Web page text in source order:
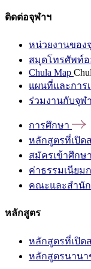
ติดต่อจุฬาฯ
หน่วยงานของ
สมุดโทรศัพท์
Chula Map
แผนที่และการ
ร่วมงานกับจุฬ
การศึกษา
หลักสูตรที่เปิด
สมัครเข้าศึกษา
ค่าธรรมเนียม
คณะและสำนั
หลักสูตร
หลักสูตรที่เปิด
หลักสูตรนานา